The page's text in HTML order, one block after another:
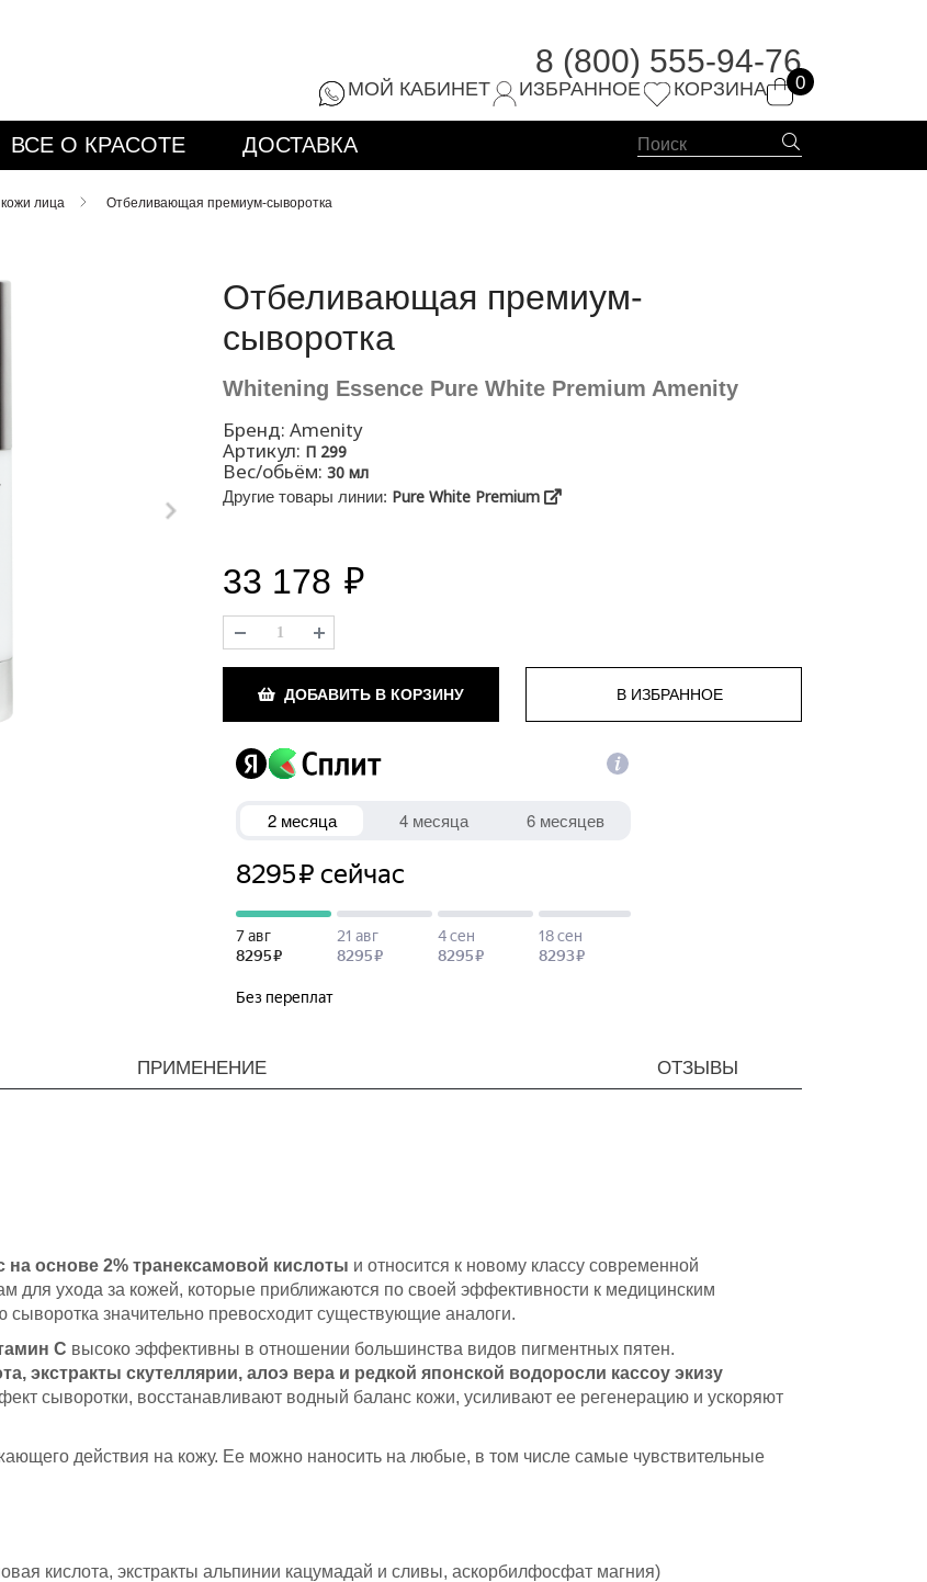
8 (800) 555-94-76
8 (800) 555-94-76
МОЙ КАБИНЕТ ИЗБРАННОЕ КОРЗИНА 0
ВСЕ О КРАСОТЕ ДОСТАВКА
лица Отбеливающая премиум-сыворотка
Отбеливающая премиум-
сыворотка
Whitening Essence Pure White Premium Amenity
Бренд: Amenity
Артикул: П 299
Вес/обьём: 30 мл
Другие товары линии: Pure White Premium
33 178 ₽
ДОБАВИТЬ В КОРЗИНУ
ПРИМЕНЕНИЕ ОТЗЫВЫ
основе 2% транексамовой кислоты и относится к новому классу современной
для ухода за кожей, которые приближаются по своей эффективности к медицинским
значительно превосходит существующие аналоги.
С высоко эффективны в отношении большинства видов пигментных пятен.
экстракты скутеллярии, алоэ вера и редкой японской водоросли кассоу экизу
сыворотки, восстанавливают водный баланс кожи, усиливают ее регенерацию и ускоряют
действия на кожу. Ее можно наносить на любые, в том числе самые чувствительные
кислота, экстракты альпинии кацумадай и сливы, аскорбилфосфат магния)